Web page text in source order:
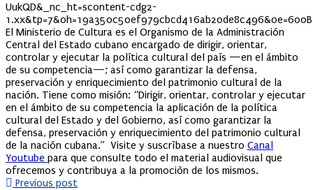
El Ministerio de Cultura es el Organismo de la Administración
Central del Estado cubano encargado de dirigir, orientar,
controlar y ejecutar la política cultural del país —en el ámbito
de su competencia—; así como garantizar la defensa,
preservación y enriquecimiento del patrimonio cultural de la
nación. Tiene como misión: “Dirigir, orientar, controlar y ejecutar
en el ámbito de su competencia la aplicación de la política
cultural del Estado y del Gobierno, así como garantizar la
defensa, preservación y enriquecimiento del patrimonio cultural
de la nación cubana.” Visite y suscrìbase a nuestro Canal
Youtube para que consulte todo el material audiovisual que
ofrecemos y contribuya a la promociòn de los mismos.
Previous post